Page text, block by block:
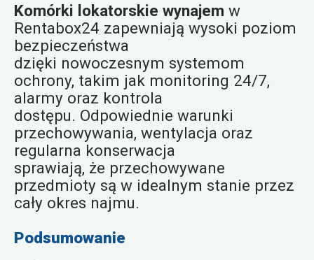
Komórki lokatorskie wynajem w
Rentabox24 zapewniają wysoki poziom
bezpieczeństwa
dzięki nowoczesnym systemom
ochrony, takim jak monitoring 24/7,
alarmy oraz kontrola
dostępu. Odpowiednie warunki
przechowywania, wentylacja oraz
regularna konserwacja
sprawiają, że przechowywane
przedmioty są w idealnym stanie przez
cały okres najmu.
Podsumowanie